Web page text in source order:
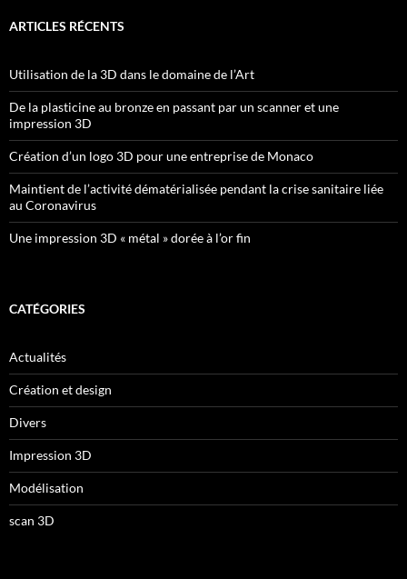
ARTICLES RÉCENTS
Utilisation de la 3D dans le domaine de l’Art
De la plasticine au bronze en passant par un scanner et une
impression 3D
Création d’un logo 3D pour une entreprise de Monaco
Maintient de l’activité dématérialisée pendant la crise sanitaire liée
au Coronavirus
Une impression 3D « métal » dorée à l’or fin
CATÉGORIES
Actualités
Création et design
Divers
Impression 3D
Modélisation
scan 3D